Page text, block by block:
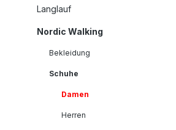
Langlauf
Nordic Walking
Bekleidung
Schuhe
Damen
Herren